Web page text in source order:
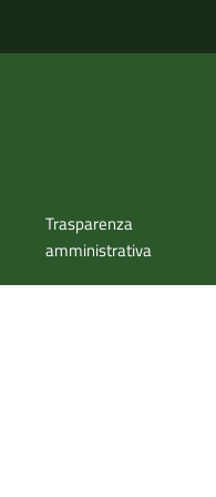
Trasparenza
amministrativa